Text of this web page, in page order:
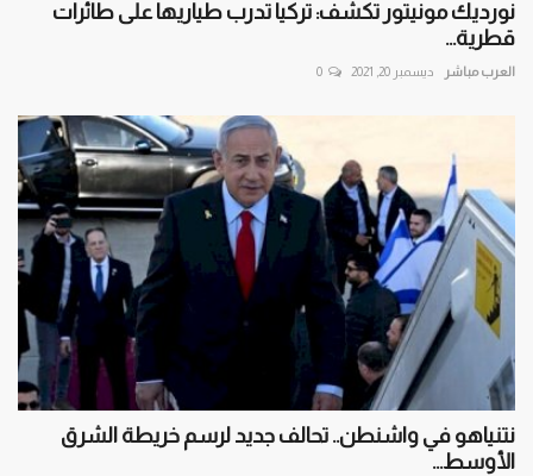
نورديك مونيتور تكشف: تركيا تدرب طياريها على طائرات
قطرية...
العرب مباشر ديسمبر 20, 2021 0
نتنياهو في واشنطن.. تحالف جديد لرسم خريطة الشرق
الأوسط...